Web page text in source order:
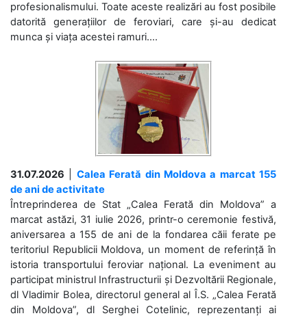
profesionalismului. Toate aceste realizări au fost posibile
datorită generațiilor de feroviari, care și-au dedicat
munca și viața acestei ramuri....
31.07.2026
Calea Ferată din Moldova a marcat 155
de ani de activitate
Întreprinderea de Stat „Calea Ferată din Moldova” a
marcat astăzi, 31 iulie 2026, printr-o ceremonie festivă,
aniversarea a 155 de ani de la fondarea căii ferate pe
teritoriul Republicii Moldova, un moment de referință în
istoria transportului feroviar național. La eveniment au
participat ministrul Infrastructurii și Dezvoltării Regionale,
dl Vladimir Bolea, directorul general al Î.S. „Calea Ferată
din Moldova”, dl Serghei Cotelinic, reprezentanți ai